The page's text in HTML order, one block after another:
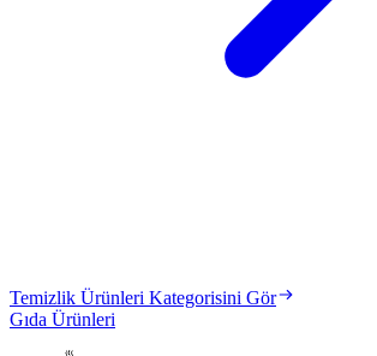
Temizlik Ürünleri Kategorisini Gör
Gıda Ürünleri